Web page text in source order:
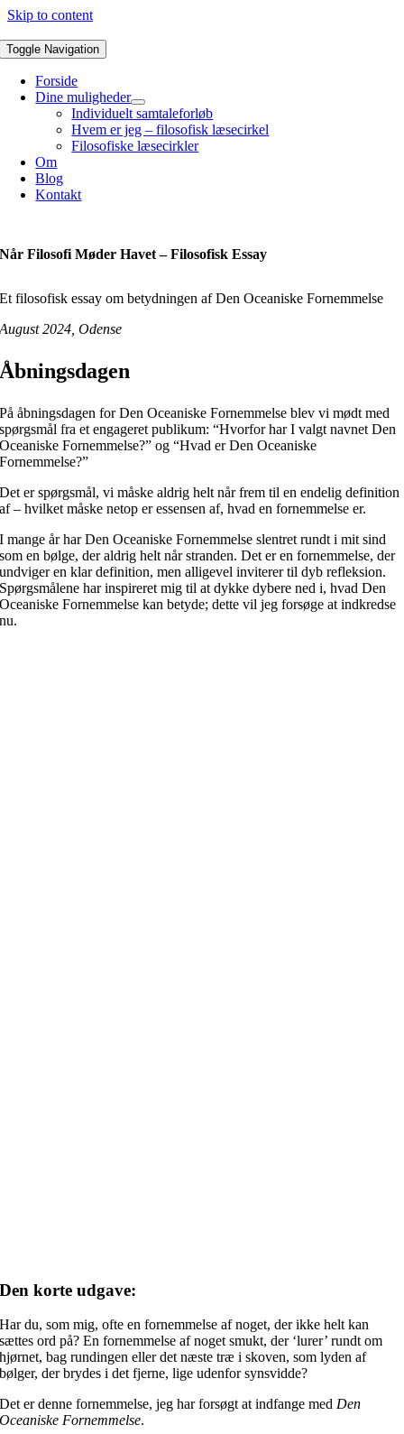
Skip to content
Toggle Navigation
Forside
Dine muligheder
Individuelt samtaleforløb
Hvem er jeg – filosofisk læsecirkel
Filosofiske læsecirkler
Om
Blog
Kontakt
Når Filosofi Møder Havet – Filosofisk Essay
Et filosofisk essay om betydningen af Den Oceaniske Fornemmelse
August 2024, Odense
Åbningsdagen
På åbningsdagen for Den Oceaniske Fornemmelse blev vi mødt med
spørgsmål fra et engageret publikum: “Hvorfor har I valgt navnet Den
Oceaniske Fornemmelse?” og “Hvad er Den Oceaniske
Fornemmelse?”
Det er spørgsmål, vi måske aldrig helt når frem til en endelig definition
af – hvilket måske netop er essensen af, hvad en fornemmelse er.
I mange år har Den Oceaniske Fornemmelse slentret rundt i mit sind
som en bølge, der aldrig helt når stranden. Det er en fornemmelse, der
undviger en klar definition, men alligevel inviterer til dyb refleksion.
Spørgsmålene har inspireret mig til at dykke dybere ned i, hvad Den
Oceaniske Fornemmelse kan betyde; dette vil jeg forsøge at indkredse
nu.
Den korte udgave:
Har du, som mig, ofte en fornemmelse af noget, der ikke helt kan
sættes ord på? En fornemmelse af noget smukt, der ‘lurer’ rundt om
hjørnet, bag rundingen eller det næste træ i skoven, som lyden af
bølger, der brydes i det fjerne, lige udenfor synsvidde?
Det er denne fornemmelse, jeg har forsøgt at indfange med Den
Oceaniske Fornemmelse.